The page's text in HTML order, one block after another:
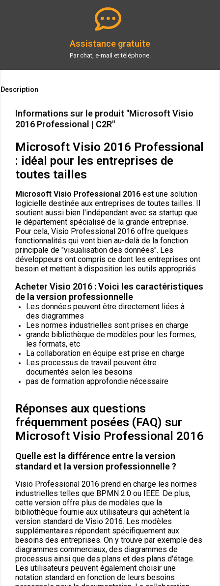
Assistance gratuite
Par chat, e-mail et téléphone.
Description
Informations sur le produit "Microsoft Visio
2016 Professional | C2R"
Microsoft Visio 2016 Professional
: idéal pour les entreprises de
toutes tailles
Microsoft Visio Professional 2016 est une solution
logicielle destinée aux entreprises de toutes tailles. Il
soutient aussi bien l'indépendant avec sa startup que
le département spécialisé de la grande entreprise.
Pour cela, Visio Professional 2016 offre quelques
fonctionnalités qui vont bien au-delà de la fonction
principale de "visualisation des données". Les
développeurs ont compris ce dont les entreprises ont
besoin et mettent à disposition les outils appropriés
Acheter Visio 2016 : Voici les caractéristiques
de la version professionnelle
Les données peuvent être directement liées à
des diagrammes
Les normes industrielles sont prises en charge
grande bibliothèque de modèles pour les formes,
les formats, etc
La collaboration en équipe est prise en charge
Les processus de travail peuvent être
documentés selon les besoins
pas de formation approfondie nécessaire
Réponses aux questions
fréquemment posées (FAQ) sur
Microsoft Visio Professional 2016
Quelle est la différence entre la version
standard et la version professionnelle ?
Visio Professional 2016 prend en charge les normes
industrielles telles que BPMN 2.0 ou IEEE. De plus,
cette version offre plus de modèles que la
bibliothèque fournie aux utilisateurs qui achètent la
version standard de Visio 2016. Les modèles
supplémentaires répondent spécifiquement aux
besoins des entreprises. On y trouve par exemple des
diagrammes commerciaux, des diagrammes de
processus ainsi que des plans et des plans d'étage.
Les utilisateurs peuvent également choisir une
notation standard en fonction de leurs besoins